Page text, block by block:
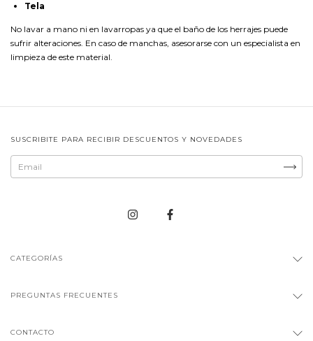
Tela
No lavar a mano ni en lavarropas ya que el baño de los herrajes puede
sufrir alteraciones. En caso de manchas, asesorarse con un especialista en
limpieza de este material.
SUSCRIBITE PARA RECIBIR DESCUENTOS Y NOVEDADES
CATEGORÍAS
PREGUNTAS FRECUENTES
CONTACTO